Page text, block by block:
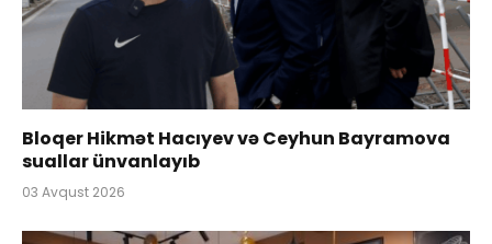
Bloqer Hikmət Hacıyev və Ceyhun Bayramova
suallar ünvanlayıb
03 Avqust 2026